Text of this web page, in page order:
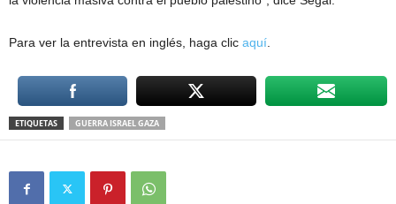
Para ver la entrevista en inglés, haga clic aquí
ETIQUETAS GUERRA ISRAEL GAZA